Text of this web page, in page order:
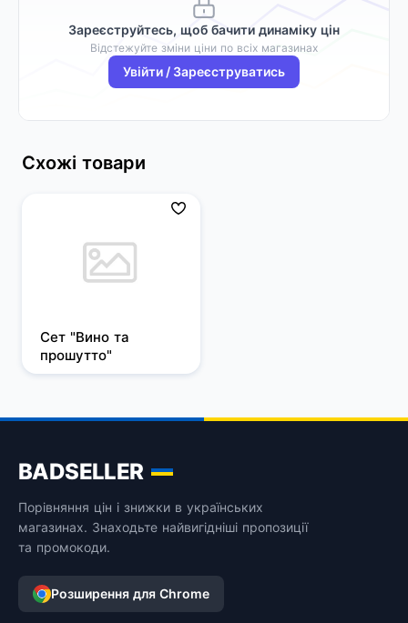
Зареєструйтесь, щоб бачити динаміку цін
Відстежуйте зміни ціни по всіх магазинах
Увійти / Зареєструватись
Схожі товари
Сет "Вино та
прошутто"
BADSELLER
Порівняння цін і знижки в українських
магазинах. Знаходьте найвигідніші пропозиції
та промокоди.
Розширення для Chrome